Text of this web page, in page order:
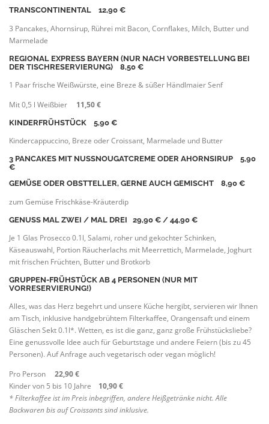
TRANSCONTINENTAL 12,90 €
3 Pancakes, Ahornsirup, Rührei mit Bacon, Cornflakes, Milch, Butter und
Marmelade
REGIONAL EXPRESS BAYERN (NUR NACH VORBESTELLUNG BEI
DER TISCHRESERVIERUNG) 8,50 €
1 Paar frische Weißwürste, eine Breze & süßer Händlmaier Senf
Mit 0,5 l Weißbier 11,50 €
KINDERFRÜHSTÜCK 5,90 €
Kindercappuccino, Breze oder Croissant, Marmelade und Butter
3 PANCAKES MIT NUSSNOUGATCREME ODER AHORNSIRUP 5,90
€
GEMÜSE ODER OBSTTELLER, GERNE AUCH GEMISCHT
8,90 €
zum Gemüse Frischkäse-Kräuterdip
GENUSS MAL ZWEI / MAL DREI 29,90 € / 44,90 €
Je 1 Glas Prosecco 0.1l, Salami, roher und gekochter Schinken,
Käseauswahl, Portion Räucherlachs mit Meerrettich, Marmelade, Joghurt
mit frischen Früchten, Butter und Brotkorb
GRUPPEN-FRÜHSTÜCK AB 4 PERSONEN (NUR MIT
VORRESERVIERUNG!)
Alles, was das Herz begehrt und unsere Küche hergibt, servieren wir Ihnen
am Tisch, inklusive handgebrühtem Filterkaffee, Orangensaft und einem
Gläschen Sekt 0.1l*. Wetten, es ist die ganz, ganz große Frühstücksliebe?
Eine genussvolle Idee auch für Geburtstage und andere Feiern (bis zu 45
Personen). Auf Anfrage auch vegetarisch oder vegan möglich!
Pro Person 22,90 €
Kinder von 5 bis 10 Jahre 10,90 €
* Filterkaffee ist im Preis inbegriffen, andere Heißgetränke nicht. Alle
Backwaren bis auf Croissants sind inklusive.